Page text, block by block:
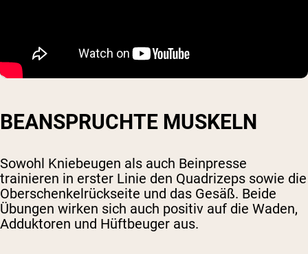
BEANSPRUCHTE MUSKELN
Sowohl Kniebeugen als auch Beinpresse
trainieren in erster Linie den Quadrizeps sowie die
Oberschenkelrückseite und das Gesäß. Beide
Übungen wirken sich auch positiv auf die Waden,
Adduktoren und Hüftbeuger aus.